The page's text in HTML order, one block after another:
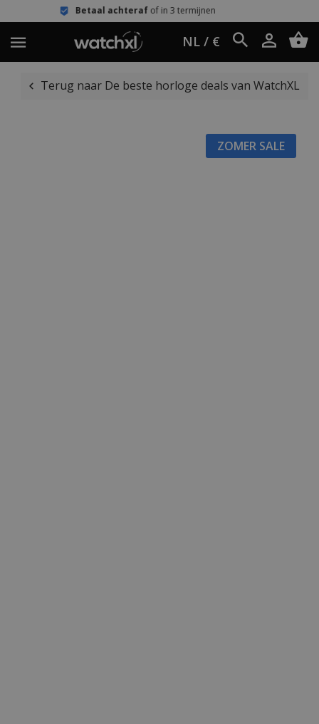
achterafof in 3 termijnen
NL / €
Terug naar De beste horloge deals van WatchXL
ZOMER SALE